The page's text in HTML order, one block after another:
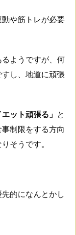
や筋トレが必要
ようですが、何
し、地道に頑張
エット頑張る」 と
制限をする方向
そうです。
的になんとかし